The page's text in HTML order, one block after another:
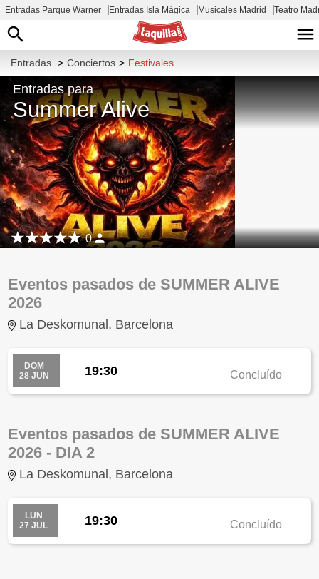
Entradas Parque Warner Entradas Isla Mágica Musicales Madrid Teatro
Entradas > Conciertos > Festivales
Entradas para
Summer Alive
0
Eventos pasados de SUMMER ALIVE
2026
La Deskomunal, Barcelona
DOM
28 JUN
19:30 Concluído
Eventos pasados de SUMMER ALIVE
2026 - DIA 2
La Deskomunal, Barcelona
LUN
27 JUL
19:30 Concluído